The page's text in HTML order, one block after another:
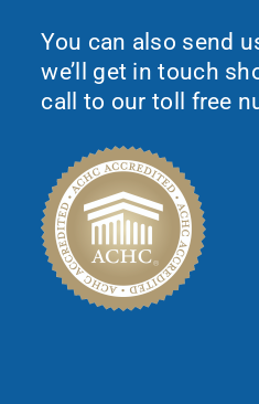
You can also send
we’ll get in touch
call to our toll free